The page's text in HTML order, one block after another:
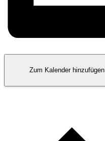
Zum Kalender hinzufügen